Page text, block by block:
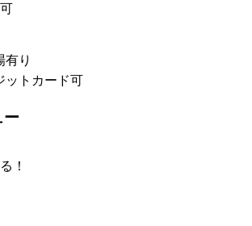
有り
ットカード可
ー
！